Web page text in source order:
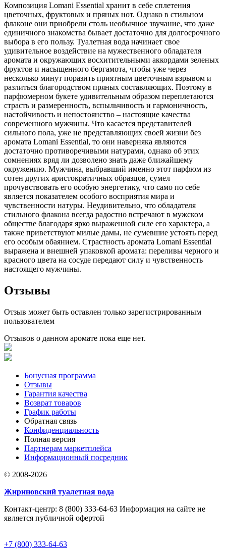
Композиция Lomani Essential хранит в себе сплетения
цветочных, фруктовых и пряных нот. Однако в стильном
флаконе они приобрели столь необычное звучание, что даже
единичного знакомства бывает достаточно для долгосрочного
выбора в его пользу. Туалетная вода начинает свое
удивительное воздействие на мужественного обладателя
аромата и окружающих восхитительными аккордами зеленых
фруктов и насыщенного бергамота, чтобы уже через
несколько минут поразить приятным цветочным взрывом и
разлиться благородством пряных составляющих. Поэтому в
парфюмерном букете удивительным образом переплетаются
страсть и размеренность, вспыльчивость и гармоничность,
настойчивость и непостоянство – настоящие качества
современного мужчины. Что касается представителей
сильного пола, уже не представляющих своей жизни без
аромата Lomani Essential, то они наверняка являются
достаточно противоречивыми натурами, однако об этих
сомнениях вряд ли дозволено знать даже ближайшему
окружению. Мужчина, выбравший именно этот парфюм из
сотен других аристократичных образцов, сумел
прочувствовать его особую энергетику, что само по себе
является показателем особого восприятия мира и
чувственности натуры. Неудивительно, что обладателя
стильного флакона всегда радостно встречают в мужском
обществе благодаря ярко выраженной силе его характера, а
также приветствуют милые дамы, не сумевшие устоять перед
его особым обаянием. Страстность аромата Lomani Essential
выражена и внешней упаковкой аромата: переливы черного и
красного цвета на сосуде передают силу и чувственность
настоящего мужчины.
Отзывы
Отзыв может быть оставлен только зарегистрированным
пользователем
Отзывов о данном аромате пока еще нет.
Бонусная программа
Отзывы
Гарантия качества
Возврат товаров
График работы
Обратная связь
Конфиденциальность
Полная версия
Партнерам маркетплейса
Информационный посредник
© 2008-2026
Жириновский туалетная вода
Контакт-центр: 8 (800) 333-64-63 Информация на сайте не
является публичной офертой
+7 (800) 333-64-63